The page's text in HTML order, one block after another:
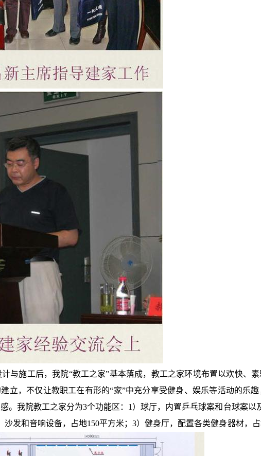
与施工后，我院“教工之家”基本落成，教工之家环境布置以欢快、
立，不仅让教职工在有形的“家”中充分享受健身、娱乐等活动的乐
。我院教工之家分为3个功能区：1）球厅，内置乒乓球案和台球案以
发和音响设备，占地150平方米；3）健身厅，配置各类健身器材，